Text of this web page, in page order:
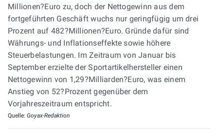
Millionen?Euro zu, doch der Nettogewinn aus dem
fortgeführten Geschäft wuchs nur geringfügig um drei
Prozent auf 482?Millionen?Euro. Gründe dafür sind
Währungs- und Inflationseffekte sowie höhere
Steuerbelastungen. Im Zeitraum von Januar bis
September erzielte der Sportartikelhersteller einen
Nettogewinn von 1,29?Milliarden?Euro, was einem
Anstieg von 52?Prozent gegenüber dem
Vorjahreszeitraum entspricht.
Quelle: Goyax-Redaktion